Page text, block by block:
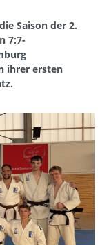
Saison der 2.
7:7-
ihrer ersten